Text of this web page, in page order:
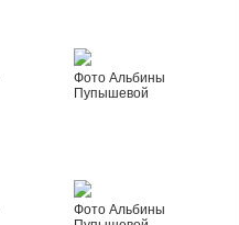
Фото Альбины
Пупышевой
Фото Альбины